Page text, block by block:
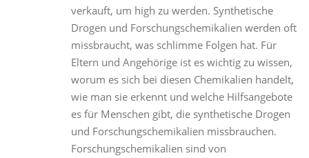
verkauft, um high zu werden. Synthetische
Drogen und Forschungschemikalien werden oft
missbraucht, was schlimme Folgen hat. Für
Eltern und Angehörige ist es wichtig zu wissen,
worum es sich bei diesen Chemikalien handelt,
wie man sie erkennt und welche Hilfsangebote
es für Menschen gibt, die synthetische Drogen
und Forschungschemikalien missbrauchen.
Forschungschemikalien sind von